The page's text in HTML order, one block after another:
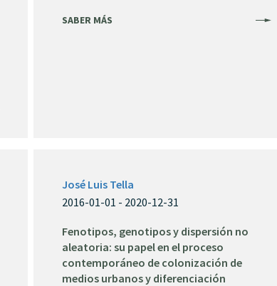
SABER MÁS
José Luis Tella
2016-01-01 - 2020-12-31
Fenotipos, genotipos y dispersión no
aleatoria: su papel en el proceso
contemporáneo de colonización de
medios urbanos y diferenciación